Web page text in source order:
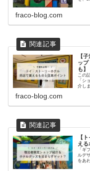
fraco-blog.com
【
ッ
も】
この
「シ
介し
fraco-blog.com
【
え
「ギ
ルデ
をあ